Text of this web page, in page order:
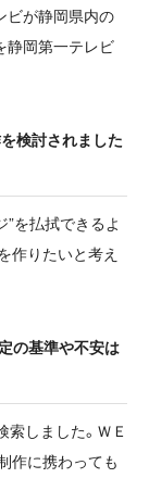
ビが静岡県内の
静岡第一テレビ
検討されました
を払拭できるよ
作りたいと考え
の基準や不安は
索しました。ＷＥ
作に携わっても